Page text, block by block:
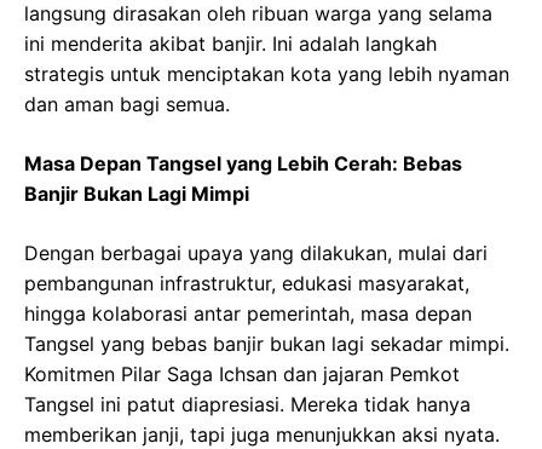
langsung dirasakan oleh ribuan warga yang selama
ini menderita akibat banjir. Ini adalah langkah
strategis untuk menciptakan kota yang lebih nyaman
dan aman bagi semua.
Masa Depan Tangsel yang Lebih Cerah: Bebas
Banjir Bukan Lagi Mimpi
Dengan berbagai upaya yang dilakukan, mulai dari
pembangunan infrastruktur, edukasi masyarakat,
hingga kolaborasi antar pemerintah, masa depan
Tangsel yang bebas banjir bukan lagi sekadar mimpi.
Komitmen Pilar Saga Ichsan dan jajaran Pemkot
Tangsel ini patut diapresiasi. Mereka tidak hanya
memberikan janji, tapi juga menunjukkan aksi nyata.